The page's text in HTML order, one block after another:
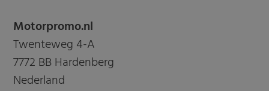
Motorpromo.nl
Twenteweg 4-A
7772 BB Hardenberg
Nederland